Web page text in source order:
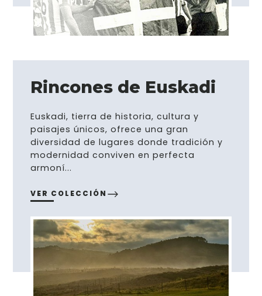
Rincones de Euskadi
Euskadi, tierra de historia, cultura y
paisajes únicos, ofrece una gran
diversidad de lugares donde tradición y
modernidad conviven en perfecta
armoní...
VER COLECCIÓN